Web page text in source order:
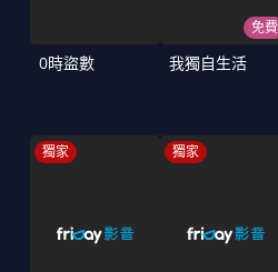
0時盜數
免費
我獨自生活
獨家 獨家